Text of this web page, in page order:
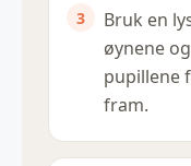
Bruk en
øynene
pupillene
fram.